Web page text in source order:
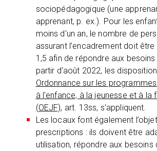
sociopédagogique (une
apprenant, p. ex.). Pour les
moins d’un an, le nombre de
assurant l’encadrement doit
1,5 afin de répondre aux
partir d'août 2022, les
Ordonnance sur les
à l'enfance, à la jeunesse et à la
(OEJF), art. 13ss, s'appliquent.
Les locaux font également
prescriptions : ils doivent être
utilisation, répondre aux besoins